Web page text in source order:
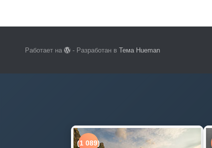
Работает на - Разработан вТема Hueman
(1 089)